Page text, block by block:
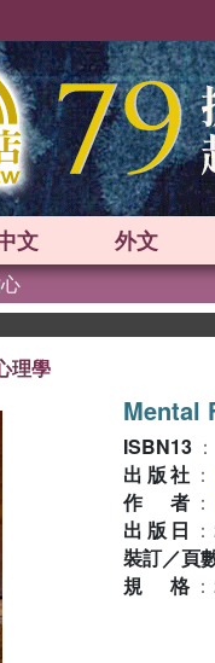
文 外文
理學
Mental
ISBN13 ：
出版社 ：
作者 ：
出版日 ：
裝訂／頁
規格 ：